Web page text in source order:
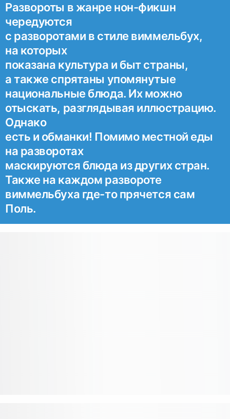
Развороты в жанре нон-фикшн
чередуются
с разворотами в стиле виммельбух,
на которых
показана культура и быт страны,
а также спрятаны упомянутые
национальные блюда. Их можно
отыскать, разглядывая иллюстрацию.
Однако
есть и обманки! Помимо местной еды
на разворотах
маскируются блюда из других стран.
Также на каждом развороте
виммельбуха где-то прячется сам
Поль.